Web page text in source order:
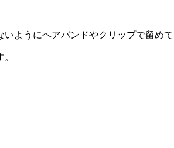
ようにヘアバンドやクリップで留めて